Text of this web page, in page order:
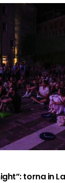
torna in